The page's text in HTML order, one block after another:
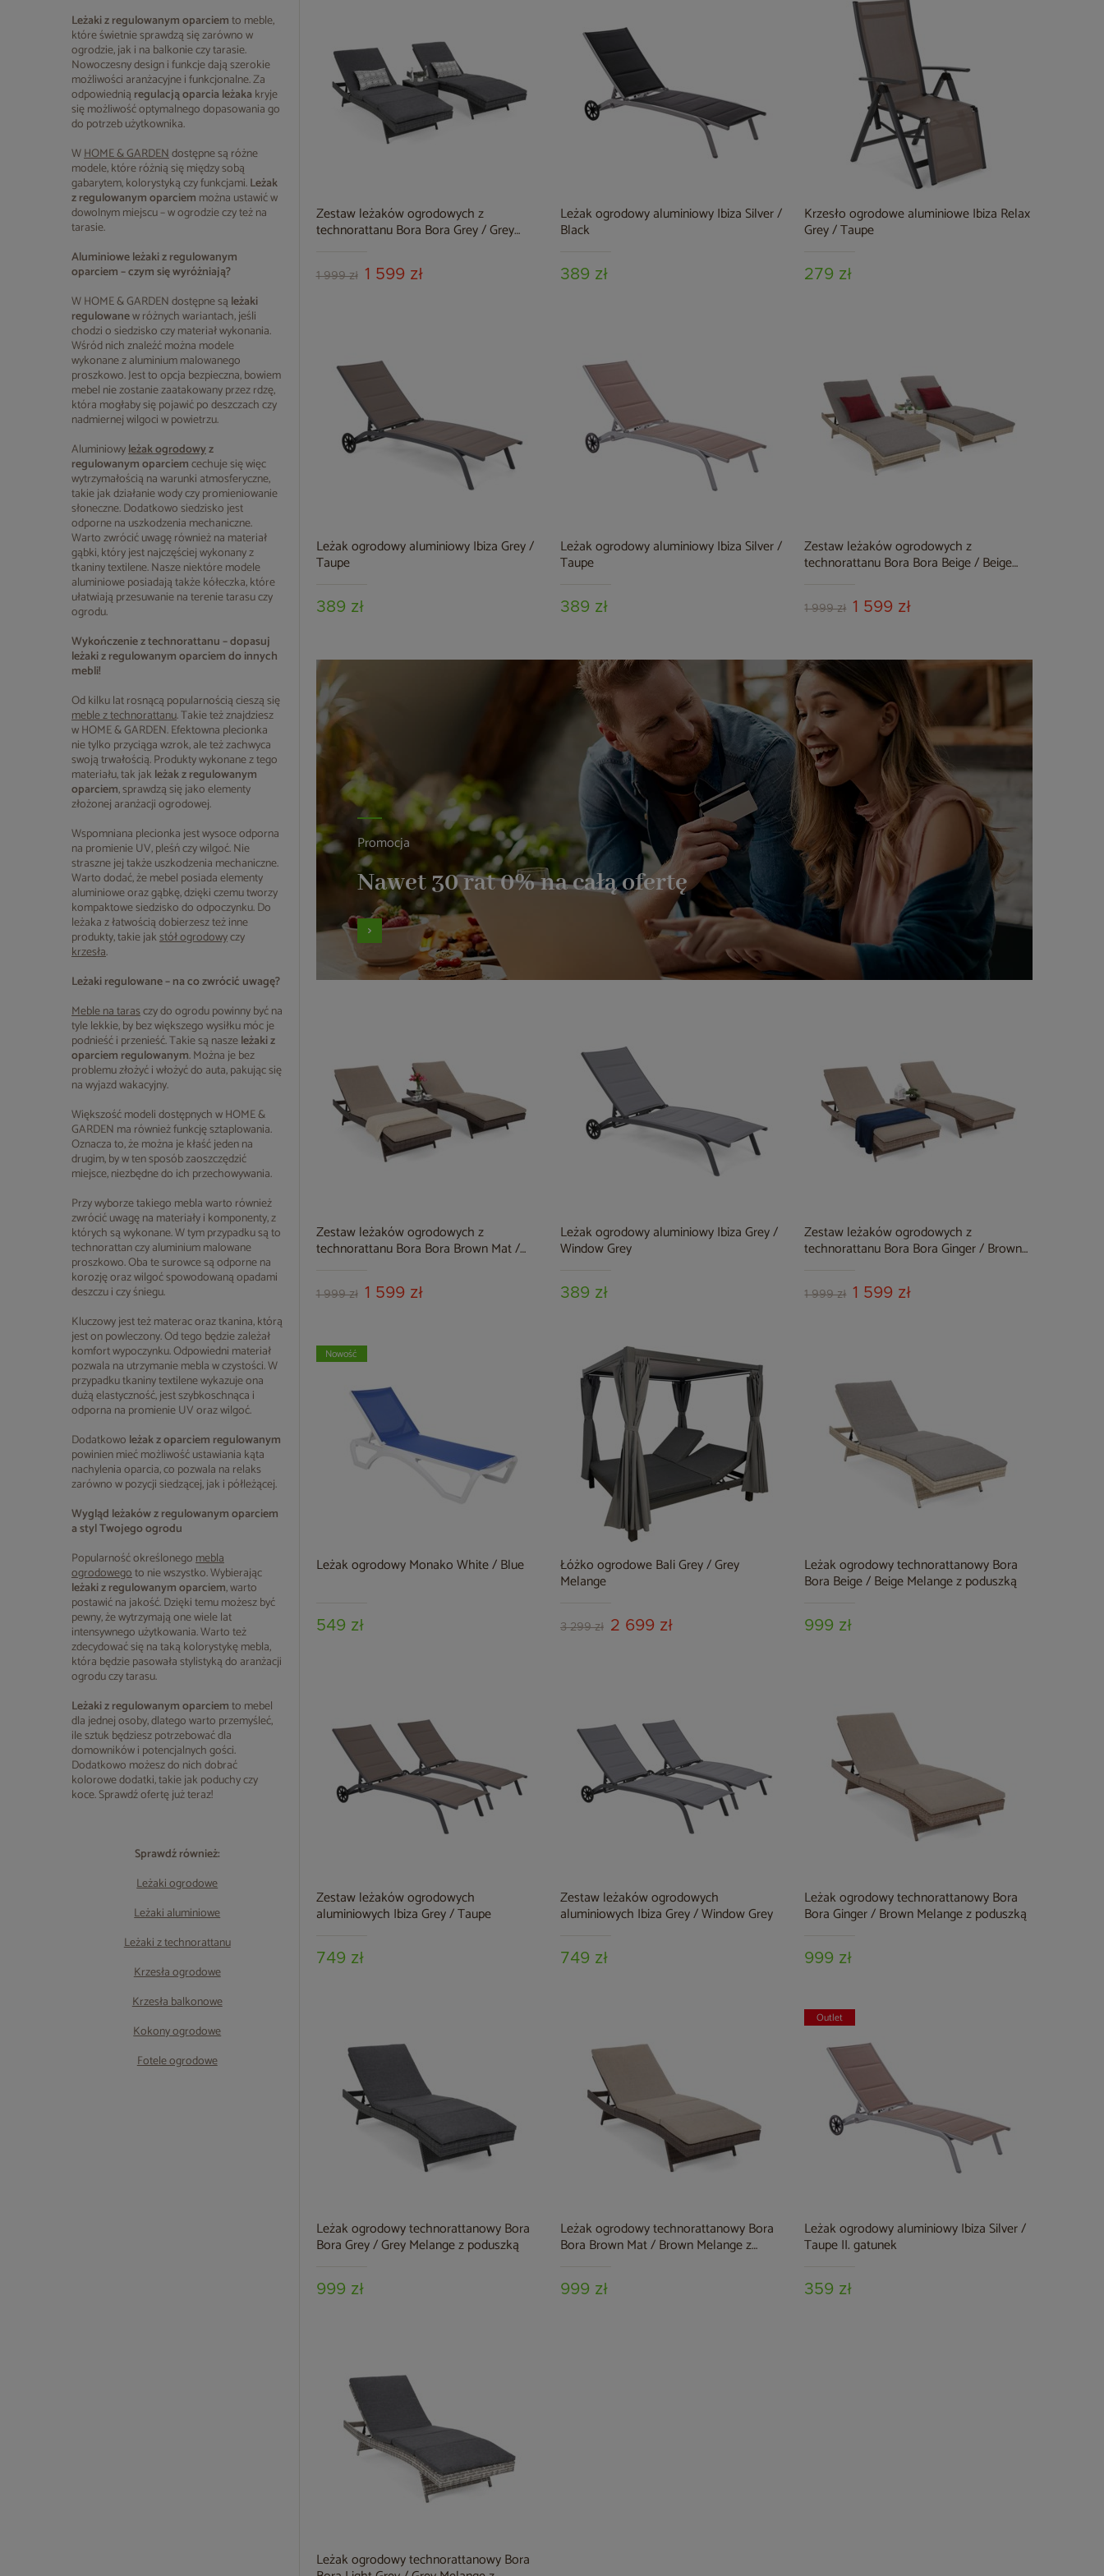
Leżaki z regulowanym oparciemto meble,
które świetnie sprawdzą się zarówno w
ogrodzie, jak i na balkonie czy tarasie.
Nowoczesny design i funkcje dają szerokie
możliwości aranżacyjne i funkcjonalne. Za
odpowiedniąregulacją oparcia leżaka kryje
się możliwość optymalnego dopasowania go
do potrzeb użytkownika.
WHOME & GARDENdostępne są różne
modele, które różnią się między sobą
gabarytem, kolorystyką czy funkcjami.Leżak
z regulowanym oparciem można ustawić w
dowolnym miejscu – w ogrodzie czy też na
tarasie.
Aluminiowe leżaki z regulowanym
oparciem – czym się wyróżniają?
W HOME & GARDEN dostępne sąleżaki
regulowanew różnych wariantach, jeśli
chodzi o siedzisko czy materiał wykonania.
Wśród nich znaleźć można modele
wykonane z aluminium malowanego
proszkowo. Jest to opcja bezpieczna, bowiem
mebel nie zostanie zaatakowany przez rdzę,
która mogłaby się pojawić po deszczach czy
nadmiernej wilgoci w powietrzu.
Aluminiowyleżak ogrodowyz
regulowanym oparciemcechuje się więc
wytrzymałością na warunki atmosferyczne,
takie jak działanie wody czy promieniowanie
słoneczne. Dodatkowo siedzisko jest
odporne na uszkodzenia mechaniczne.
Warto zwrócić uwagę również na materiał
gąbki, który jest najczęściej wykonany z
tkaniny textilene. Nasze niektóre modele
aluminiowe posiadają także kółeczka, które
ułatwiają przesuwanie na terenie tarasu czy
ogrodu.
Wykończenie z technorattanu – dopasuj
leżaki z regulowanym oparciem do innych
mebli!
Od kilku lat rosnącą popularnością cieszą się
meble z technorattanu. Takie też znajdziesz
w HOME & GARDEN. Efektowna plecionka
nie tylko przyciąga wzrok, ale też zachwyca
swoją trwałością. Produkty wykonane z tego
materiału, tak jak leżak z regulowanym
oparciem, sprawdzą się jako elementy
złożonej aranżacji ogrodowej.
Wspomniana plecionka jest wysoce odporna
na promienie UV, pleśń czy wilgoć. Nie
straszne jej także uszkodzenia mechaniczne.
Warto dodać, że mebel posiada elementy
aluminiowe oraz gąbkę, dzięki czemu tworzy
kompaktowe siedzisko do odpoczynku. Do
leżaka z łatwością dobierzesz też inne
produkty, takie jakstół ogrodowyczy
krzesła.
Leżaki regulowane – na co zwrócić uwagę?
Meble na tarasczy do ogrodu powinny być na
tyle lekkie, by bez większego wysiłku móc je
podnieść i przenieść. Takie są naszeleżaki z
oparciem regulowanym. Można je bez
problemu złożyć i włożyć do auta, pakując się
na wyjazd wakacyjny.
Większość modeli dostępnych w HOME &
GARDEN ma również funkcję sztaplowania.
Oznacza to, że można je kłaść jeden na
drugim, by w ten sposób zaoszczędzić
miejsce, niezbędne do ich przechowywania.
Przy wyborze takiego mebla warto również
zwrócić uwagę na materiały i komponenty, z
których są wykonane. W tym przypadku są to
technorattan czy aluminium malowane
proszkowo. Oba te surowce są odporne na
korozję oraz wilgoć spowodowaną opadami
deszczu i czy śniegu.
Kluczowy jest też materac oraz tkanina, którą
jest on powleczony. Od tego będzie zależał
komfort wypoczynku. Odpowiedni materiał
pozwala na utrzymanie mebla w czystości. W
przypadku tkaniny textilene wykazuje ona
dużą elastyczność, jest szybkoschnąca i
odporna na promienie UV oraz wilgoć.
Dodatkowo leżak z oparciem regulowanym
powinien mieć możliwość ustawiania kąta
nachylenia oparcia, co pozwala na relaks
zarówno w pozycji siedzącej, jak i półleżącej.
Wygląd leżaków z regulowanym oparciem
a styl Twojego ogrodu
Popularność określonegomebla
ogrodowegoto nie wszystko. Wybierając
leżaki z regulowanym oparciem, warto
postawić na jakość. Dzięki temu możesz być
pewny, że wytrzymają one wiele lat
intensywnego użytkowania. Warto też
zdecydować się na taką kolorystykę mebla,
która będzie pasowała stylistyką do aranżacji
ogrodu czy tarasu.
Leżaki z regulowanym oparciemto mebel
dla jednej osoby, dlatego warto przemyśleć,
ile sztuk będziesz potrzebować dla
domowników i potencjalnych gości.
Dodatkowo możesz do nich dobrać
kolorowe dodatki, takie jak poduchy czy
koce. Sprawdź ofertę już teraz!
Sprawdź również:
Leżaki ogrodowe
Leżaki aluminiowe
Leżaki z technorattanu
Krzesła ogrodowe
Krzesła balkonowe
Kokony ogrodowe
Fotele ogrodowe
Zestaw leżaków ogrodowych z
technorattanu Bora Bora Grey / Grey
1 999 zł 1 599 zł
Leżak ogrodowy aluminiowy Ibiza Silver /
Black
389 zł
Krzesło ogrodowe aluminiowe Ibiza Relax
Grey / Taupe
279 zł
Leżak ogrodowy aluminiowy Ibiza Grey /
Taupe
389 zł
Leżak ogrodowy aluminiowy Ibiza Silver /
Taupe
389 zł
Zestaw leżaków ogrodowych z
technorattanu Bora Bora Beige / Beige
1 999 zł 1 599 zł
Promocja
Nawet 30 rat 0% na całą ofertę
Zestaw leżaków ogrodowych z
technorattanu Bora Bora Brown Mat /
1 999 zł 1 599 zł
Leżak ogrodowy aluminiowy Ibiza Grey /
Window Grey
389 zł
Zestaw leżaków ogrodowych z
technorattanu Bora Bora Ginger / Brown
1 999 zł 1 599 zł
Leżak ogrodowy Monako White / Blue
549 zł
Nowość
Łóżko ogrodowe Bali Grey / Grey
Melange
3 299 zł 2 699 zł
Leżak ogrodowy technorattanowy Bora
Bora Beige / Beige Melange z poduszką
999 zł
Zestaw leżaków ogrodowych
aluminiowych Ibiza Grey / Taupe
749 zł
Zestaw leżaków ogrodowych
aluminiowych Ibiza Grey / Window Grey
749 zł
Leżak ogrodowy technorattanowy Bora
Bora Ginger / Brown Melange z poduszką
999 zł
Leżak ogrodowy technorattanowy Bora
Bora Grey / Grey Melange z poduszką
999 zł
Leżak ogrodowy technorattanowy Bora
Bora Brown Mat / Brown Melange z
999 zł
Leżak ogrodowy aluminiowy Ibiza Silver /
Taupe II. gatunek
359 zł
Outlet
Leżak ogrodowy technorattanowy Bora